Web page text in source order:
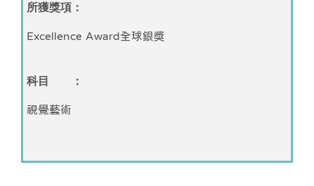
所獲獎項：
Excellence Award全球銀獎
科目 ：
視覺藝術